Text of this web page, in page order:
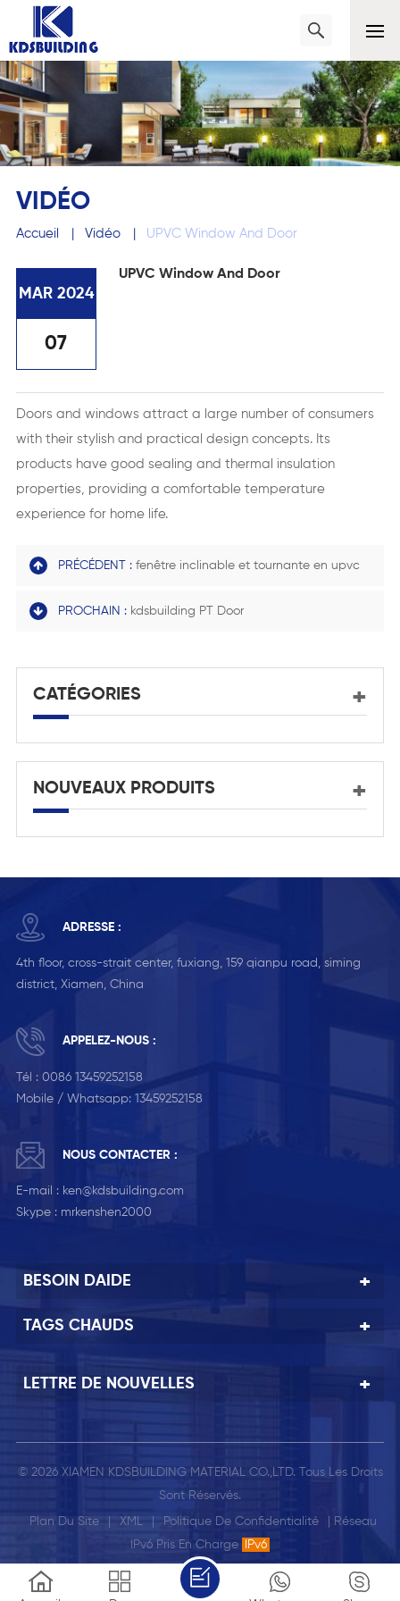
VIDÉO
Accueil | Vidéo | UPVC Window And Door
MAR 2024
07
UPVC Window And Door
Doors and windows attract a large number of consumers
with their stylish and practical design concepts. Its
products have good sealing and thermal insulation
properties, providing a comfortable temperature
experience for home life.
PRÉCÉDENT : fenêtre inclinable et tournante en upvc
PROCHAIN : kdsbuilding PT Door
CATÉGORIES
NOUVEAUX PRODUITS
ADRESSE :
4th floor, cross-strait center, fuxiang, 159 qianpu road, siming
district, Xiamen, China
APPELEZ-NOUS :
Tél : 0086 13459252158
Mobile / Whatsapp: 13459252158
NOUS CONTACTER :
E-mail : ken@kdsbuilding.com
Skype : mrkenshen2000
BESOIN DAIDE
TAGS CHAUDS
LETTRE DE NOUVELLES
© 2026 XIAMEN KDSBUILDING MATERIAL CO.,LTD. Tous Les Droits
Sont Réservés.
Plan Du Site XML Politique De Confidentialité
| Réseau
IPv6 Pris En Charge
IPv6